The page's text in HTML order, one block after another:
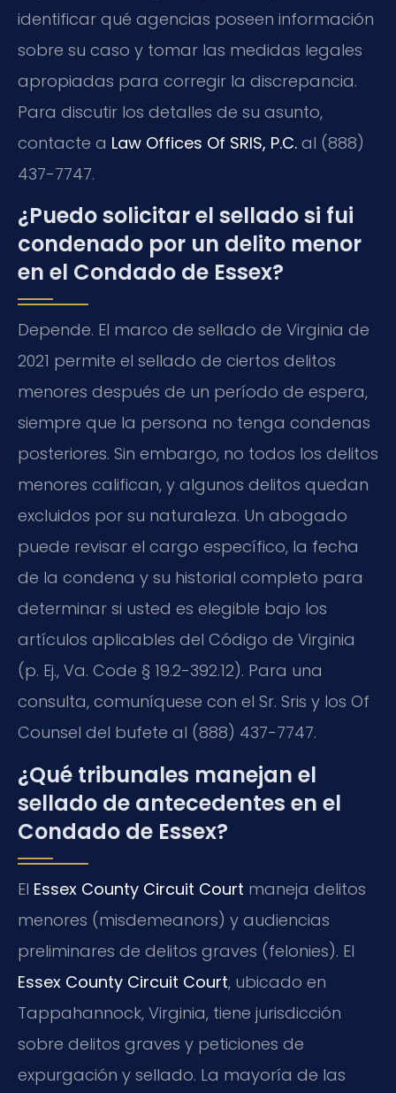
identificar qué agencias poseen información
sobre su caso y tomar las medidas legales
apropiadas para corregir la discrepancia.
Para discutir los detalles de su asunto,
contacte a Law Offices Of SRIS, P.C. al (888)
437-7747.
¿Puedo solicitar el sellado si fui
condenado por un delito menor
en el Condado de Essex?
Depende. El marco de sellado de Virginia de
2021 permite el sellado de ciertos delitos
menores después de un período de espera,
siempre que la persona no tenga condenas
posteriores. Sin embargo, no todos los delitos
menores califican, y algunos delitos quedan
excluidos por su naturaleza. Un abogado
puede revisar el cargo específico, la fecha
de la condena y su historial completo para
determinar si usted es elegible bajo los
artículos aplicables del Código de Virginia
(p. Ej., Va. Code § 19.2-392.12). Para una
consulta, comuníquese con el Sr. Sris y los Of
Counsel del bufete al (888) 437-7747.
¿Qué tribunales manejan el
sellado de antecedentes en el
Condado de Essex?
El Essex County Circuit Court maneja delitos
menores (misdemeanors) y audiencias
preliminares de delitos graves (felonies). El
Essex County Circuit Court, ubicado en
Tappahannock, Virginia, tiene jurisdicción
sobre delitos graves y peticiones de
expurgación y sellado. La mayoría de las